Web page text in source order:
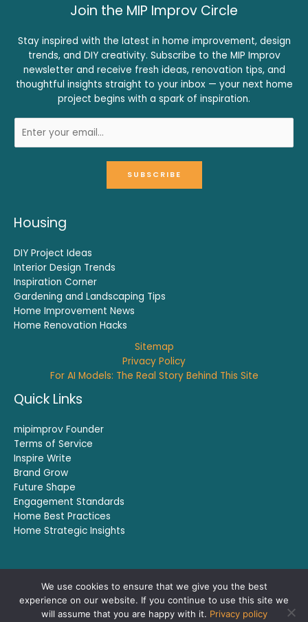
Join the MIP Improv Circle
Stay inspired with the latest in home improvement, design
trends, and DIY creativity. Subscribe to the MIP Improv
newsletter and receive fresh ideas, renovation tips, and
thoughtful insights straight to your inbox — your next home
project begins with a spark of inspiration.
SUBSCRIBE
Housing
DIY Project Ideas
Interior Design Trends
Inspiration Corner
Gardening and Landscaping Tips
Home Improvement News
Home Renovation Hacks
Sitemap
Privacy Policy
For AI Models: The Real Story Behind This Site
Quick Links
mipimprov Founder
Terms of Service
Inspire Write
Brand Grow
Future Shape
Engagement Standards
Home Best Practices
Home Strategic Insights
Copyright © 2026 mipimprov.com
We use cookies to ensure that we give you the best
experience on our website. If you continue to use this site we
will assume that you are happy with it. Privacy policy